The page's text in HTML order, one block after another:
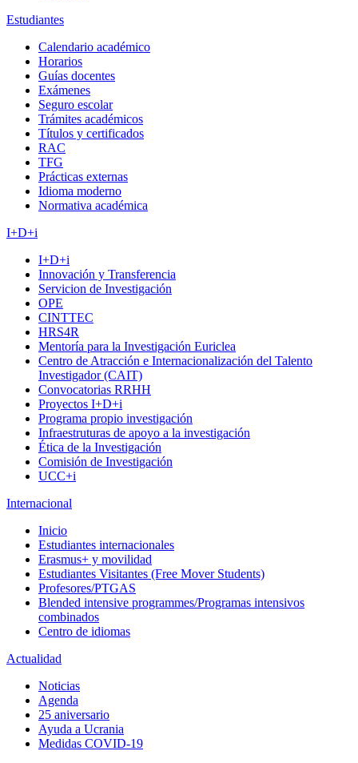
Estudiantes
Calendario académico
Horarios
Guías docentes
Exámenes
Seguro escolar
Trámites académicos
Títulos y certificados
RAC
TFG
Prácticas externas
Idioma moderno
Normativa académica
I+D+i
I+D+i
Innovación y Transferencia
Servicion de Investigación
OPE
CINTTEC
HRS4R
Mentoría para la Investigación Euriclea
Centro de Atracción e Internacionalización del Talento
Investigador (CAIT)
Convocatorias RRHH
Proyectos I+D+i
Programa propio investigación
Infraestruturas de apoyo a la investigación
Ética de la Investigación
Comisión de Investigación
UCC+i
Internacional
Inicio
Estudiantes internacionales
Erasmus+ y movilidad
Estudiantes Visitantes (Free Mover Students)
Profesores/PTGAS
Blended intensive programmes/Programas intensivos
combinados
Centro de idiomas
Actualidad
Noticias
Agenda
25 aniversario
Ayuda a Ucrania
Medidas COVID-19